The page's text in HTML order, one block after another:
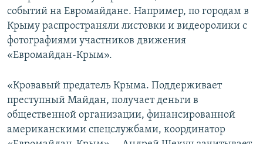
событий на Евромайдане. Например, по городам в
Крыму распространяли листовки и видеоролики с
фотографиями участников движения
«Евромайдан-Крым».
«Кровавый предатель Крыма. Поддерживает
преступный Майдан, получает деньги в
общественной организации, финансированной
американскими спецслужбами, координатор